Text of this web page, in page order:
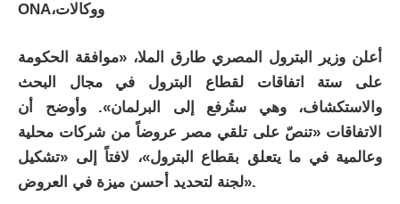
ONA،ووكالات
أعلن وزير البترول المصري طارق الملا، «موافقة الحكومة
على ستة اتفاقات لقطاع البترول في مجال البحث
والاستكشاف، وهي ستُرفع إلى البرلمان». وأوضح أن
الاتفاقات «تنصّ على تلقي مصر عروضاً من شركات محلية
وعالمية في ما يتعلق بقطاع البترول»، لافتاً إلى «تشكيل
لجنة لتحديد أحسن ميزة في العروض».